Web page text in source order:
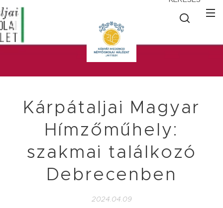
Kárpátaljai Magyar
Hímzőműhely:
szakmai találkozó
Debrecenben
2024.04.09